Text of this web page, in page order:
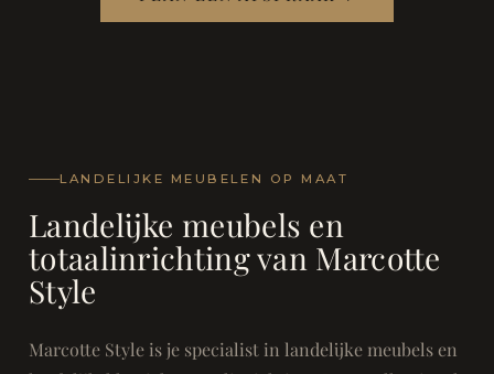
LANDELIJKE MEUBELEN OP MAAT
Landelijke meubels en
totaalinrichting van Marcotte
Style
Marcotte Style is je specialist in landelijke meubels en